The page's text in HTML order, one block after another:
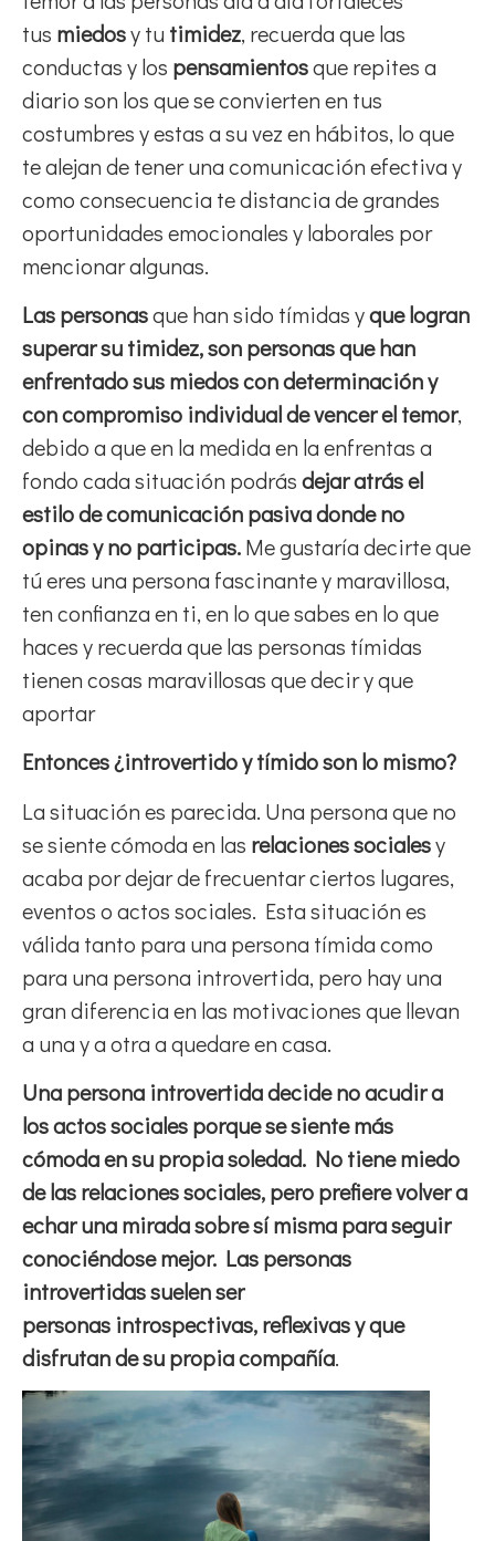
tus miedosy tu timidez, recuerda que las
conductas y los pensamientosque repites a
diario son los que se convierten en tus
costumbres y estas a su vez en hábitos, lo que
te alejan de tener una comunicación efectiva y
como consecuencia te distancia de grandes
oportunidades emocionales y laborales por
mencionar algunas.
Las personasque han sido tímidas yque logran
superar su timidez, son personas que han
enfrentado sus miedos con determinación y
con compromiso individual de vencer el temor,
debido a que en la medida en la enfrentas a
fondo cada situación podrásdejar atrás el
estilo de comunicación pasiva donde no
opinas y no participas.Me gustaría decirte que
tú eres una persona fascinante y maravillosa,
ten confianza en ti, en lo que sabes en lo que
haces y recuerda que las personas tímidas
tienen cosas maravillosas que decir y que
aportar
Entonces ¿introvertido y tímido son lo mismo?
La situación es parecida. Una persona que no
se siente cómoda en las relaciones socialesy
acaba por dejar de frecuentar ciertos lugares,
eventos o actos sociales. Esta situación es
válida tanto para una persona tímida como
para una persona introvertida, pero hay una
gran diferencia en las motivaciones que llevan
a una y a otra a quedare en casa.
Una persona introvertida decide no acudir a
los actos sociales porque se siente más
cómoda en su propia soledad. No tiene miedo
de las relaciones sociales, pero prefiere volver a
echar una mirada sobre sí misma para seguir
conociéndose mejor. Las personas
introvertidas suelen ser
personas introspectivas, reflexivas y que
disfrutan de su propia compañía.